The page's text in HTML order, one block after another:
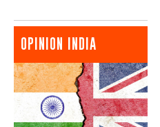
OPINION INDIA